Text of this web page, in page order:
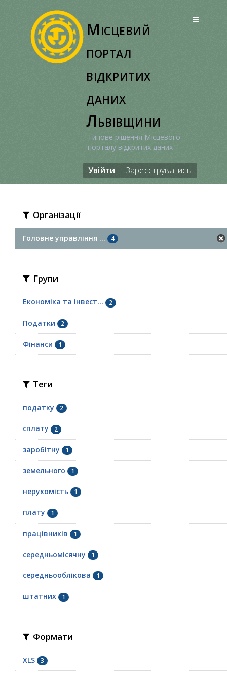
Місцевий
портал
відкритих
даних
Львівщини
Типове рішення Місцевого
порталу відкритих даних
Увійти Зареєструватись
Організації
Головне управління ... 4
Групи
Економіка та інвест... 2
Податки 2
Фінанси 1
Теги
податку 2
сплату 2
заробітну 1
земельного 1
нерухомість 1
плату 1
працівників 1
середньомісячну 1
середньооблікова 1
штатних 1
Формати
XLS 3